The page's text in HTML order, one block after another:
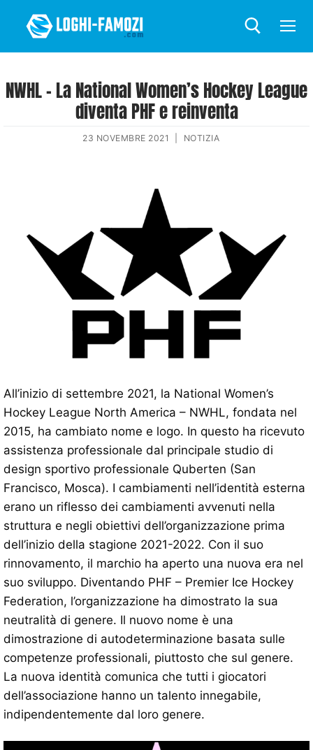
NWHL – La National Women’s Hockey League
diventa PHF e reinventa
23 NOVEMBRE 2021 NOTIZIA
All’inizio di settembre 2021, la National Women’s
Hockey League North America – NWHL, fondata nel
2015, ha cambiato nome e logo. In questo ha ricevuto
assistenza professionale dal principale studio di
design sportivo professionale Quberten (San
Francisco, Mosca). I cambiamenti nell’identità esterna
erano un riflesso dei cambiamenti avvenuti nella
struttura e negli obiettivi dell’organizzazione prima
dell’inizio della stagione 2021-2022. Con il suo
rinnovamento, il marchio ha aperto una nuova era nel
suo sviluppo. Diventando PHF – Premier Ice Hockey
Federation, l’organizzazione ha dimostrato la sua
neutralità di genere. Il nuovo nome è una
dimostrazione di autodeterminazione basata sulle
competenze professionali, piuttosto che sul genere.
La nuova identità comunica che tutti i giocatori
dell’associazione hanno un talento innegabile,
indipendentemente dal loro genere.